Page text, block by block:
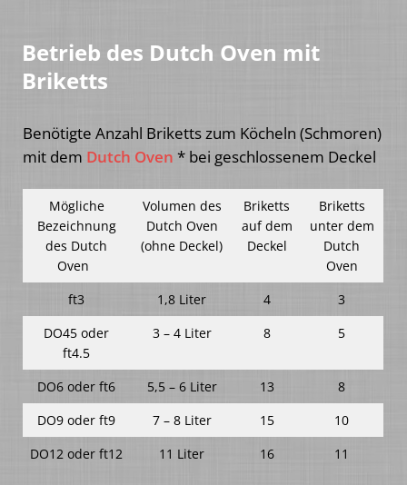
Betrieb des Dutch Oven mit
Briketts
Benötigte Anzahl Briketts zum Köcheln (Schmoren)
mit dem Dutch Oven * bei geschlossenem Deckel
Mögliche
Bezeichnung
des Dutch
Oven
Volumen des
Dutch Oven
(ohne Deckel)
Briketts
auf dem
Deckel
Briketts
unter dem
Dutch
Oven
ft3
1,8 Liter 4
3
DO45 oder
ft4.5
3 – 4 Liter 8 5
DO6 oder ft6 5,5 – 6 Liter 13
8
DO9 oder ft9
7 – 8 Liter 15
10
DO12 oder ft12
11 Liter 16 11